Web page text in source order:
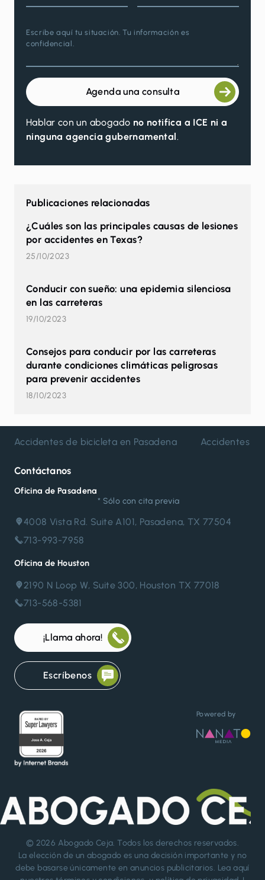
Escribe aquí tu situación. Tu información es
confidencial.
Agenda una consulta
Hablar con un abogado no notifica a ICE ni a
ninguna agencia gubernamental.
Publicaciones relacionadas
¿Cuáles son las principales causas de lesiones
por accidentes en Texas?
25/10/2023
Conducir con sueño: una epidemia silenciosa
en las carreteras
19/10/2023
Consejos para conducir por las carreteras
durante condiciones climáticas peligrosas
para prevenir accidentes
18/10/2023
Accidentes de bicicleta en Pasadena Accidentes
Contáctanos
Oficina de Pasadena
* Sólo con cita previa
4008 Vista Rd. Suite A101, Pasadena, TX 77504
713-993-7958
Oficina de Houston
2190 N Loop W, Suite 300, Houston TX 77018
713-568-5381
¡Llama ahora!
Escríbenos
Powered by
© 2026 Abogado Ceja. Todos los derechos reservados.
La elección de un abogado es una decisión importante y no
debe basarse únicamente en anuncios publicitarios. Lea aquí